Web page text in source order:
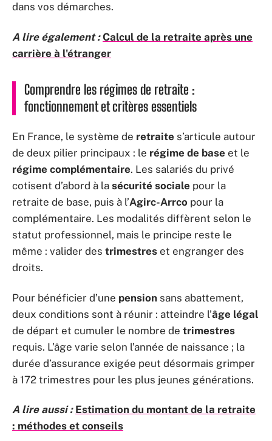
dans vos démarches.
A lire également : Calcul de la retraite après une
carrière à l'étranger
Comprendre les régimes de retraite :
fonctionnement et critères essentiels
En France, le système de retraite s’articule autour
de deux pilier principaux : le régime de base et le
régime complémentaire. Les salariés du privé
cotisent d’abord à la sécurité sociale pour la
retraite de base, puis à l’Agirc-Arrco pour la
complémentaire. Les modalités diffèrent selon le
statut professionnel, mais le principe reste le
même : valider des trimestres et engranger des
droits.
Pour bénéficier d’une pension sans abattement,
deux conditions sont à réunir : atteindre l’âge légal
de départ et cumuler le nombre de trimestres
requis. L’âge varie selon l’année de naissance ; la
durée d’assurance exigée peut désormais grimper
à 172 trimestres pour les plus jeunes générations.
A lire aussi : Estimation du montant de la retraite
: méthodes et conseils